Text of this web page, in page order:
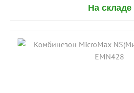
На складе
shopping_cart В